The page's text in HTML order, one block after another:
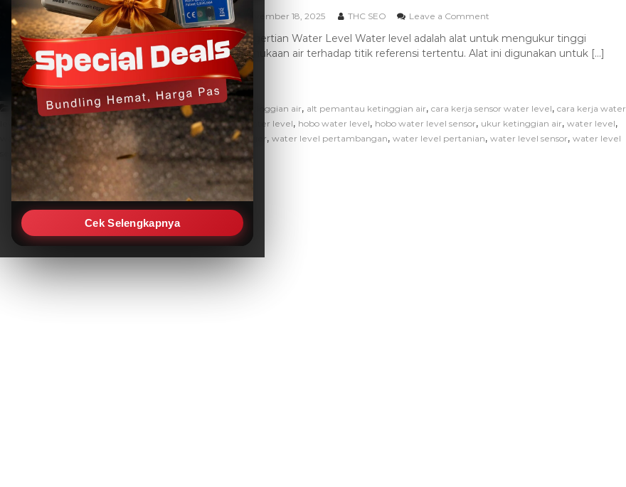
Cek Selengkapnya
November 18, 2025 THC SEO Leave a Comment
Pengertian Water Level Water level adalah alat untuk mengukur tinggi
permukaan air terhadap titik referensi tertentu. Alat ini digunakan untuk […]
Artikel alat pengukur ketinggian air, alat ukur ketinggian air, alt pemantau ketinggian air, cara kerja sensor water level, cara kerja water
level, data logger air,fungsi water level , hobo,hobo u20l water level, hobo water level, hobo water level sensor, ukur ketinggian air, water level,
water level adalah, water level data logger,water level logger, water level pertambangan, water level pertanian, water level sensor, water level
sensor meter